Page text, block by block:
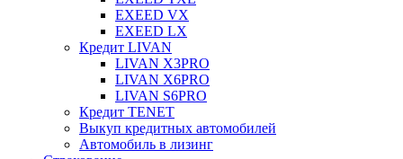
EXEED VX
EXEED LX
Кредит LIVAN
LIVAN X3PRO
LIVAN X6PRO
LIVAN S6PRO
Кредит TENET
Выкуп кредитных автомобилей
Автомобиль в лизинг